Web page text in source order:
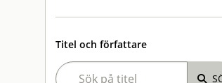
Titel och författare